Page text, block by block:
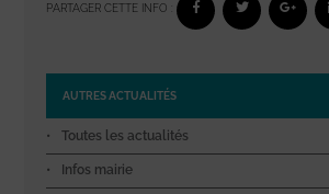
PARTAGER CETTE INFO :
AUTRES ACTUALITÉS
Toutes les actualités
Infos mairie